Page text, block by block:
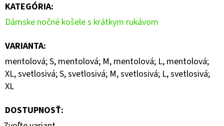
KATEGÓRIA:
Dámske nočné košele s krátkym rukávom
VARIANTA:
mentolová; S, mentolová; M, mentolová; L, mentolová;
XL, svetlosivá; S, svetlosivá; M, svetlosivá; L, svetlosivá;
XL
DOSTUPNOSŤ: